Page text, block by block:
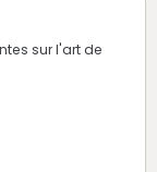
sur l'art de